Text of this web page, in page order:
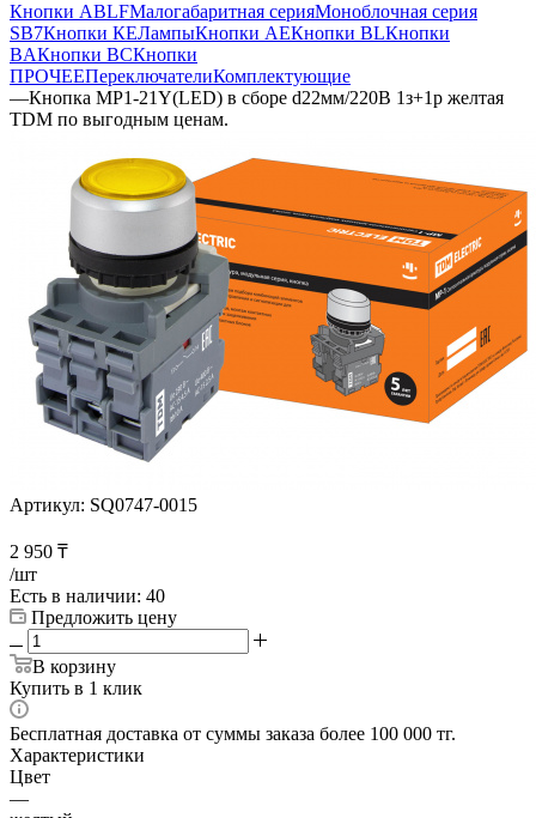
Кнопки ABLFМалогабаритная серияМоноблочная серия
SB7Кнопки КЕЛампыКнопки AEКнопки BLКнопки
BAКнопки BCКнопки
ПРОЧЕЕПереключателиКомплектующие
—Кнопка MP1-21Y(LED) в сборе d22мм/220В 1з+1р желтая
TDM по выгодным ценам.
Артикул: SQ0747-0015
2 950 ₸
/шт
Есть в наличии: 40
Предложить цену
В корзину
Купить в 1 клик
Бесплатная доставка от суммы заказа более 100 000 тг.
Характеристики
Цвет
—